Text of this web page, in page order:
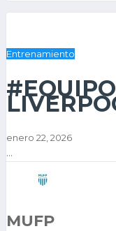
Entrenamiento
enero 22, 2026
...
MUFP